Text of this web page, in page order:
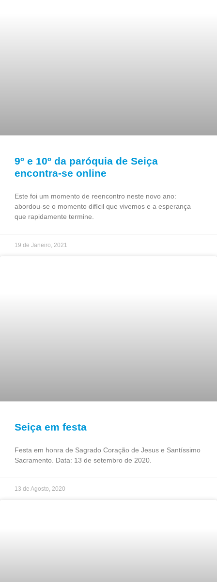
9º e 10º da paróquia de Seiça
encontra-se online
Este foi um momento de reencontro neste novo ano:
abordou-se o momento difícil que vivemos e a esperança
que rapidamente termine.
19 de Janeiro, 2021
Seiça em festa
Festa em honra de Sagrado Coração de Jesus e Santíssimo
Sacramento. Data: 13 de setembro de 2020.
13 de Agosto, 2020